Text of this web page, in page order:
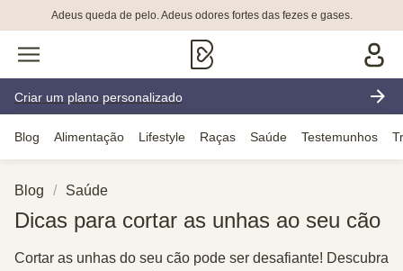
Adeus queda de pelo. Adeus odores fortes das fezes e gases.
Criar um plano personalizado
Blog Alimentação Lifestyle Raças Saúde Testemunhos
Blog Saúde
Dicas para cortar as unhas ao seu cão
Cortar as unhas do seu cão pode ser desafiante! Descubra